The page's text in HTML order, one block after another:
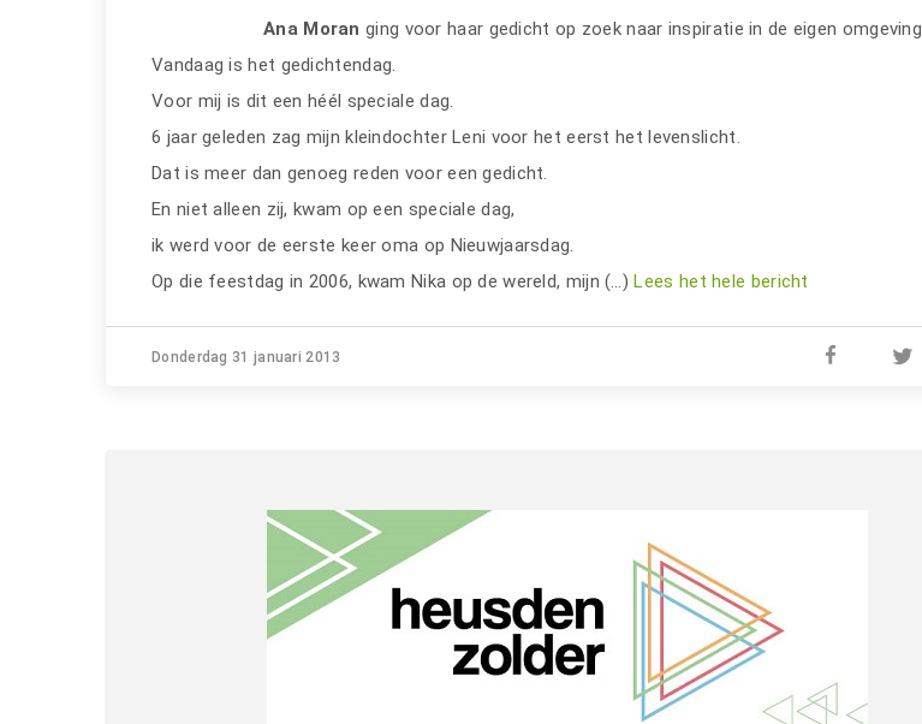
Ana Moran ging voor haar gedicht op zoek naar inspiratie in de eigen omgeving
Vandaag is het gedichtendag.
Voor mij is dit een héél speciale dag.
6 jaar geleden zag mijn kleindochter Leni voor het eerst het levenslicht.
Dat is meer dan genoeg reden voor een gedicht.
En niet alleen zij, kwam op een speciale dag,
ik werd voor de eerste keer oma op Nieuwjaarsdag.
Op die feestdag in 2006, kwam Nika op de wereld, mijn (…)Lees het hele bericht
Donderdag 31 januari 2013